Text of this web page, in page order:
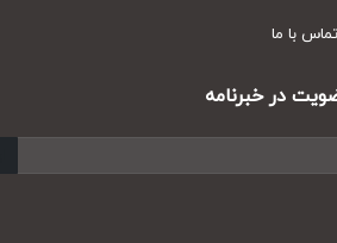
با ما
در خبرنامه